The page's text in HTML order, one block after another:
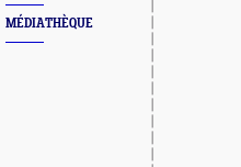
MÉDIATHÈQUE